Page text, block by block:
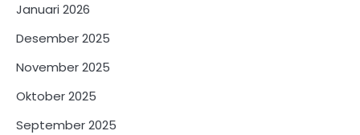
Januari 2026
Desember 2025
November 2025
Oktober 2025
September 2025